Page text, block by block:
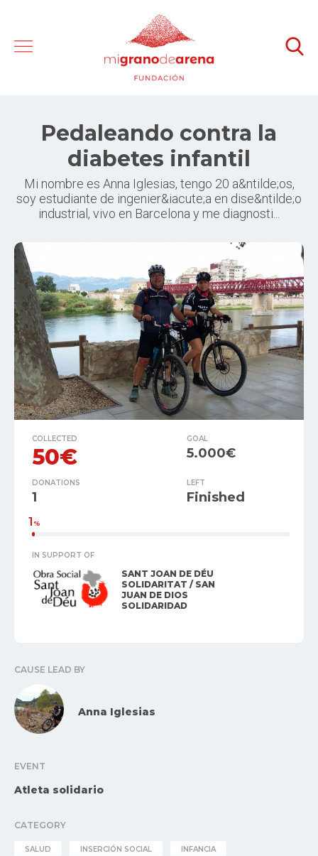
Pedaleando contra la
diabetes infantil
Mi nombre es Anna Iglesias, tengo 20 a&ntilde;os,
soy estudiante de ingenier&iacute;a en dise&ntilde;o
industrial, vivo en Barcelona y me diagnosti...
COLLECTED
50€
GOAL
5.000€
DONATIONS
1
LEFT
Finished
1%
IN SUPPORT OF
SANT JOAN DE DÉU
SOLIDARITAT / SAN
JUAN DE DIOS
SOLIDARIDAD
CAUSE LEAD BY
Anna Iglesias
EVENT
Atleta solidario
CATEGORY
SALUD INSERCIÓN SOCIAL INFANCIA